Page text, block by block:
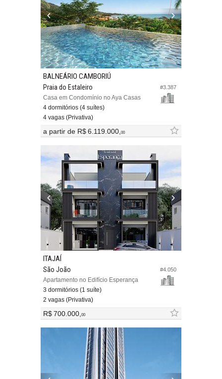
#3.387
BALNEÁRIO CAMBORIÚ
Praia do Estaleiro
Casa em Condomínio no Aya Casas
4 dormitórios (4 suítes)
4 vagas (Privativa)
a partir de R$ 6.119.000,00
#4.050
ITAJAÍ
São João
Apartamento no Edifício Esperança
3 dormitórios (1 suíte)
2 vagas (Privativa)
R$ 700.000,00